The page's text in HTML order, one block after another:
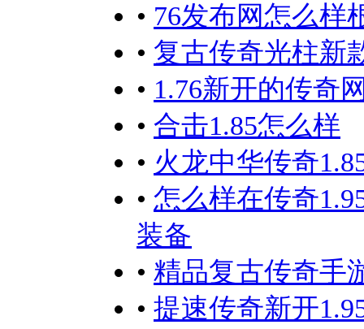
• 76发布网怎么样
• 复古传奇光柱新
• 1.76新开的传奇
• 合击1.85怎么样
• 火龙中华传奇
• 怎么样在传奇
装备
• 精品复古传奇手
• 提速传奇新开